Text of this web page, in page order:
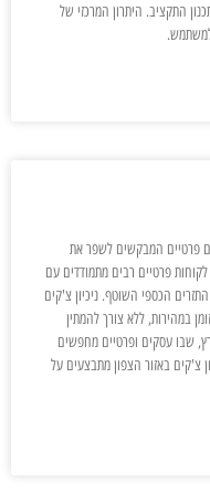
התקציב. היתרון המרכזי של
פרטיים המבקשים לשפר את
פרטיים רבים מתמודדים עם
הכספי השוטף. ניכיון צ'קים
במהירות, ללא צורך להמתין
שבו עסקים ופרטיים מחפשים
צ'קים באזור הצפון מתבצעים על